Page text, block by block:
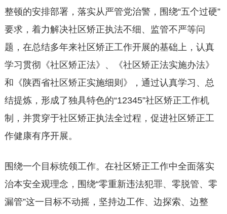
整顿的安排部署，落实从严管党治警，围绕“五个过硬”
要求，着力解决社区矫正执法不细、监管不严等问
题，在总结多年来社区矫正工作开展的基础上，认真
学习贯彻《社区矫正法》、《社区矫正法实施办法》
和《陕西省社区矫正实施细则》，通过认真学习、总
结提炼，形成了独具特色的“12345”社区矫正工作机
制，并贯穿于社区矫正执法全过程，促进社区矫正工
作健康有序开展。
围绕一个目标统领工作。在社区矫正工作中全面落实
治本安全观理念，围绕“零重新违法犯罪、零脱管、零
漏管”这一目标不动摇，坚持边工作、边探索、边整